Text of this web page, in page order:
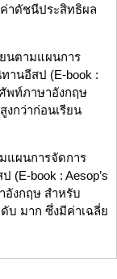
าดัชนีประสิทธิผล
นตามแผนการ
านอีสป (E-book :
พท์ภาษาอังกฤษ
งกว่าก่อนเรียน
แผนการจัดการ
(E-book : Aesop’s
อังกฤษ สำหรับ
บ มาก ซึ่งมีค่าเฉลี่ย